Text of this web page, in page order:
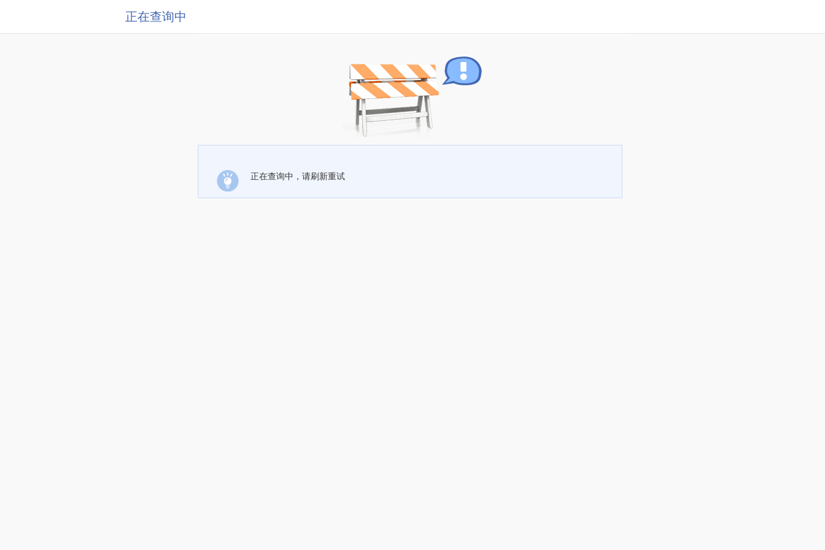
正在查询中
正在查询中，请刷新重试